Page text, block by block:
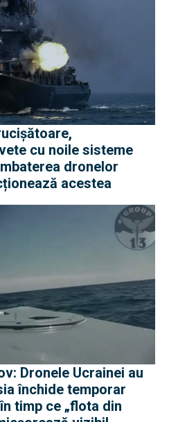
cu noile sisteme
dronelor
acestea
Dronele Ucrainei au
închide temporar
timp ce „flota din